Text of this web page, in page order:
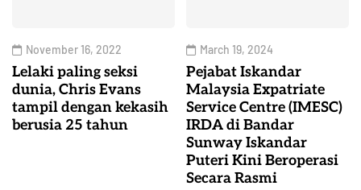
November 16, 2022
Lelaki paling seksi
dunia, Chris Evans
tampil dengan kekasih
berusia 25 tahun
March 19, 2024
Pejabat Iskandar
Malaysia Expatriate
Service Centre (IMESC)
IRDA di Bandar
Sunway Iskandar
Puteri Kini Beroperasi
Secara Rasmi